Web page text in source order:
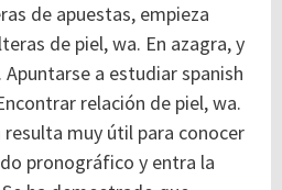
de apuestas, empieza
de piel, wa. En azagra, y
a estudiar spanish
relación de piel, wa.
muy útil para conocer
pronográfico y entra la